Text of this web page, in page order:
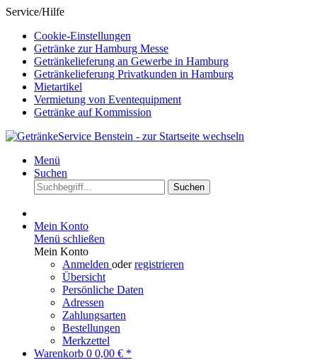
Service/Hilfe
Cookie-Einstellungen
Getränke zur Hamburg Messe
Getränkelieferung an Gewerbe in Hamburg
Getränkelieferung Privatkunden in Hamburg
Mietartikel
Vermietung von Eventequipment
Getränke auf Kommission
Menü
Suchen
Suchen
Mein Konto
Menü schließen
Mein Konto
Anmelden oderregistrieren
Übersicht
Persönliche Daten
Adressen
Zahlungsarten
Bestellungen
Merkzettel
Warenkorb 0 0,00 € *